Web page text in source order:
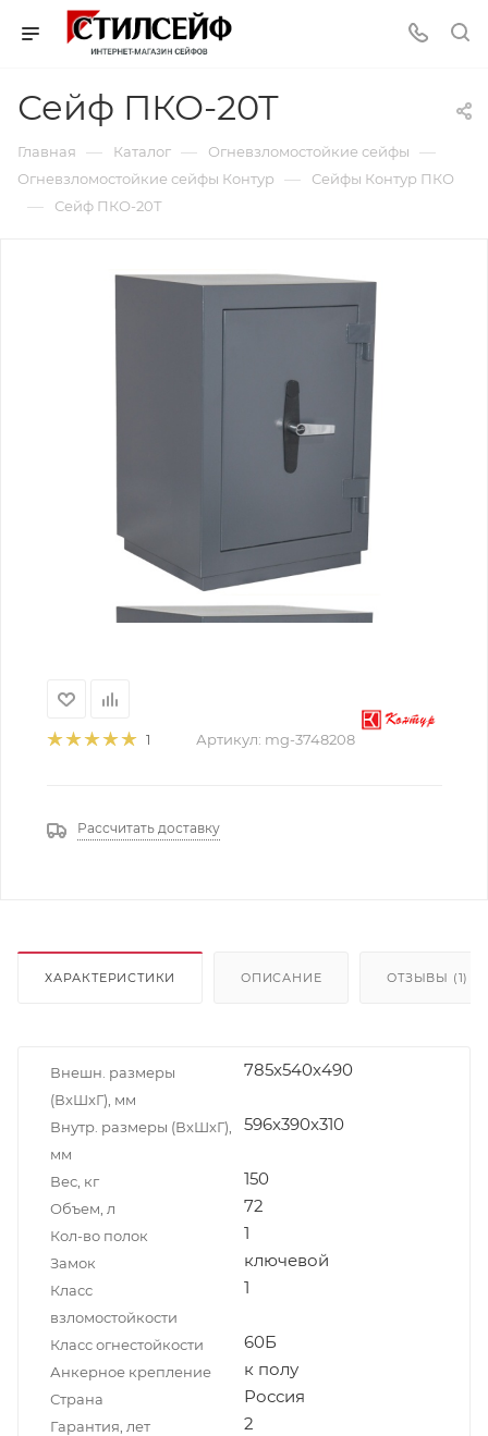
Сейф ПКО-20Т
Главная — Каталог — Огневзломостойкие сейфы —
Огневзломостойкие сейфы Контур — Сейфы Контур ПКО
— Сейф ПКО-20Т
1 Артикул: mg-3748208
Рассчитать доставку
ХАРАКТЕРИСТИКИ ОПИСАНИЕ ОТЗЫВЫ (1)
Внешн. размеры
(ВxШxГ), мм
785x540x490
Внутр. размеры (ВxШxГ),
мм
596x390x310
Вес, кг 150
Объем, л 72
Кол-во полок 1
Замок ключевой
Класс
взломостойкости
1
Класс огнестойкости 60Б
Анкерное крепление к полу
Страна Россия
Гарантия, лет 2